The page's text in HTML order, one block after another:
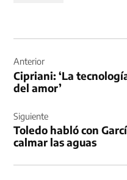
de
entradas
Anterior
Cipriani: ‘La
del amor’
Siguiente
Toledo habló con
calmar las aguas